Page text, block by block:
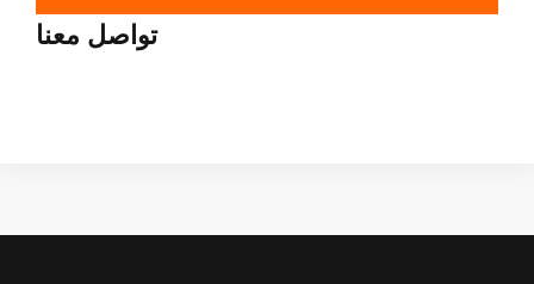
تواصل معنا